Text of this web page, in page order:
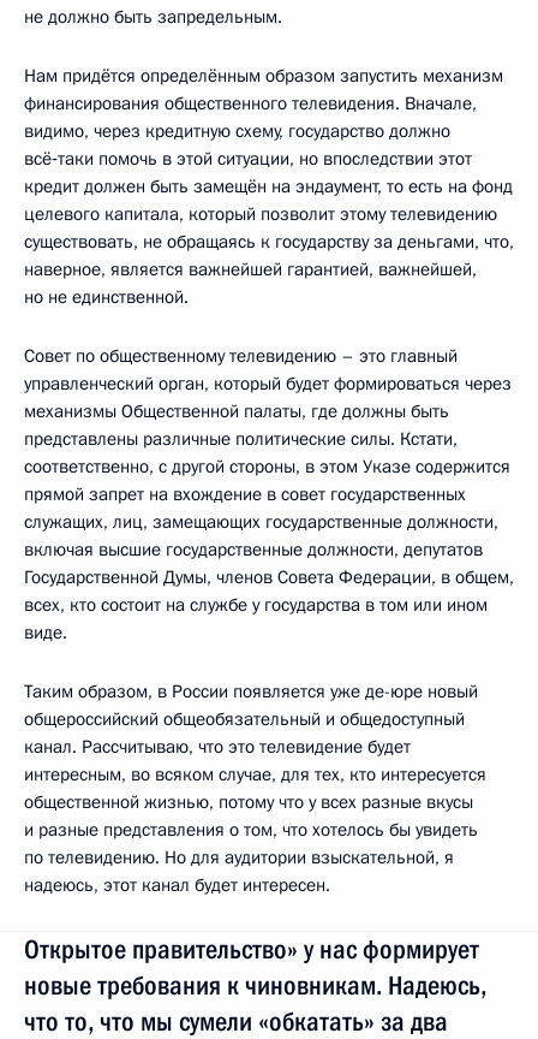
не должно быть запредельным.
Нам придётся определённым образом запустить механизм
финансирования общественного телевидения. Вначале,
видимо, через кредитную схему, государство должно
всё‑таки помочь в этой ситуации, но впоследствии этот
кредит должен быть замещён на эндаумент, то есть на фонд
целевого капитала, который позволит этому телевидению
существовать, не обращаясь к государству за деньгами, что,
наверное, является важнейшей гарантией, важнейшей,
но не единственной.
Совет по общественному телевидению – это главный
управленческий орган, который будет формироваться через
механизмы Общественной палаты, где должны быть
представлены различные политические силы. Кстати,
соответственно, с другой стороны, в этом Указе содержится
прямой запрет на вхождение в совет государственных
служащих, лиц, замещающих государственные должности,
включая высшие государственные должности, депутатов
Государственной Думы, членов Совета Федерации, в общем,
всех, кто состоит на службе у государства в том или ином
виде.
Таким образом, в России появляется уже де-юре новый
общероссийский общеобязательный и общедоступный
канал. Рассчитываю, что это телевидение будет
интересным, во всяком случае, для тех, кто интересуется
общественной жизнью, потому что у всех разные вкусы
и разные представления о том, что хотелось бы увидеть
по телевидению. Но для аудитории взыскательной, я
надеюсь, этот канал будет интересен.
Открытое правительство» у нас формирует
новые требования к чиновникам. Надеюсь,
что то, что мы сумели «обкатать» за два